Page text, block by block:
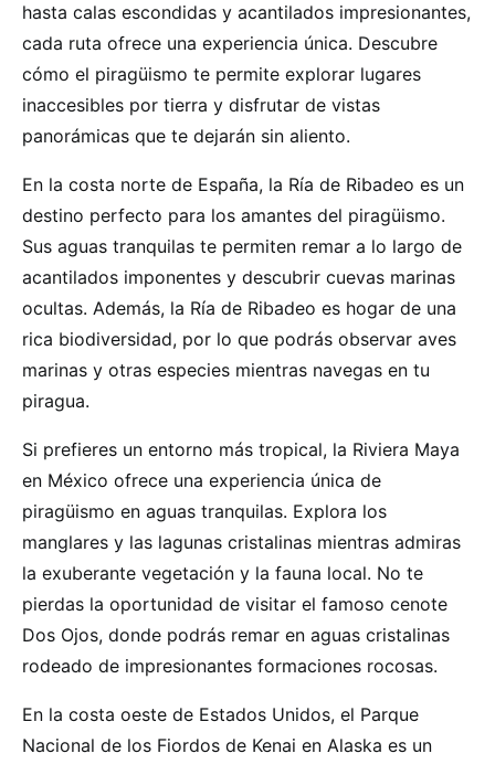
hasta calas escondidas y acantilados impresionantes,
cada ruta ofrece una experiencia única. Descubre
cómo el piragüismo te permite explorar lugares
inaccesibles por tierra y disfrutar de vistas
panorámicas que te dejarán sin aliento.
En la costa norte de España, la Ría de Ribadeo es un
destino perfecto para los amantes del piragüismo.
Sus aguas tranquilas te permiten remar a lo largo de
acantilados imponentes y descubrir cuevas marinas
ocultas. Además, la Ría de Ribadeo es hogar de una
rica biodiversidad, por lo que podrás observar aves
marinas y otras especies mientras navegas en tu
piragua.
Si prefieres un entorno más tropical, la Riviera Maya
en México ofrece una experiencia única de
piragüismo en aguas tranquilas. Explora los
manglares y las lagunas cristalinas mientras admiras
la exuberante vegetación y la fauna local. No te
pierdas la oportunidad de visitar el famoso cenote
Dos Ojos, donde podrás remar en aguas cristalinas
rodeado de impresionantes formaciones rocosas.
En la costa oeste de Estados Unidos, el Parque
Nacional de los Fiordos de Kenai en Alaska es un